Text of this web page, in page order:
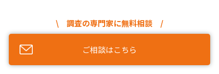
\ 調査の専門家に無料相談 /
ご相談はこちら